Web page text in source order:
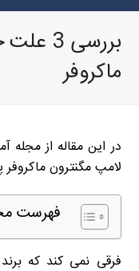
بررسی
ماکروفر
در این مقاله از
لامپ مگنترون ماکروفر
فهرست
فرقی نمی کند که